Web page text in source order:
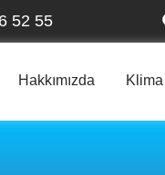
52 55
Hakkımızda Klima